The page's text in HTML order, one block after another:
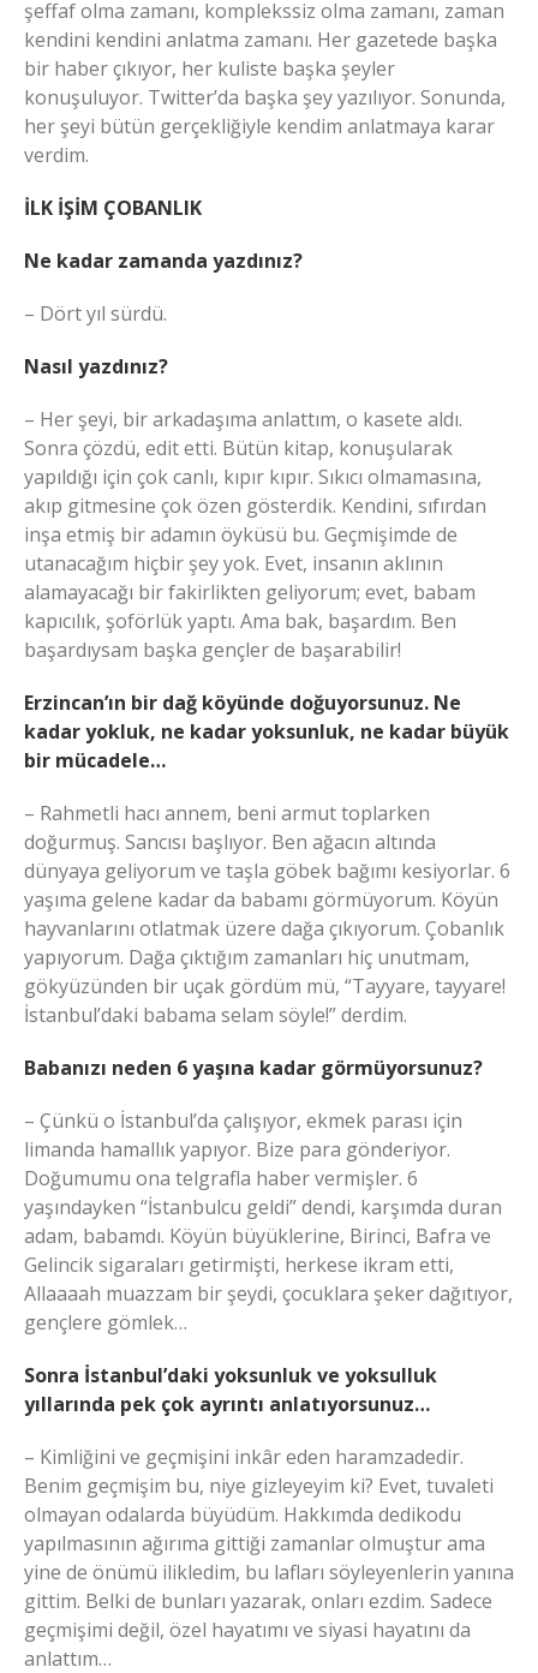
şeffaf olma zamanı, komplekssiz olma zamanı, zaman
kendini kendini anlatma zamanı. Her gazetede başka
bir haber çıkıyor, her kuliste başka şeyler
konuşuluyor. Twitter’da başka şey yazılıyor. Sonunda,
her şeyi bütün gerçekliğiyle kendim anlatmaya karar
verdim.
İLK İŞİM ÇOBANLIK
Ne kadar zamanda yazdınız?
– Dört yıl sürdü.
Nasıl yazdınız?
– Her şeyi, bir arkadaşıma anlattım, o kasete aldı.
Sonra çözdü, edit etti. Bütün kitap, konuşularak
yapıldığı için çok canlı, kıpır kıpır. Sıkıcı olmamasına,
akıp gitmesine çok özen gösterdik. Kendini, sıfırdan
inşa etmiş bir adamın öyküsü bu. Geçmişimde de
utanacağım hiçbir şey yok. Evet, insanın aklının
alamayacağı bir fakirlikten geliyorum; evet, babam
kapıcılık, şoförlük yaptı. Ama bak, başardım. Ben
başardıysam başka gençler de başarabilir!
Erzincan’ın bir dağ köyünde doğuyorsunuz. Ne
kadar yokluk, ne kadar yoksunluk, ne kadar büyük
bir mücadele…
– Rahmetli hacı annem, beni armut toplarken
doğurmuş. Sancısı başlıyor. Ben ağacın altında
dünyaya geliyorum ve taşla göbek bağımı kesiyorlar. 6
yaşıma gelene kadar da babamı görmüyorum. Köyün
hayvanlarını otlatmak üzere dağa çıkıyorum. Çobanlık
yapıyorum. Dağa çıktığım zamanları hiç unutmam,
gökyüzünden bir uçak gördüm mü, “Tayyare, tayyare!
İstanbul’daki babama selam söyle!” derdim.
Babanızı neden 6 yaşına kadar görmüyorsunuz?
– Çünkü o İstanbul’da çalışıyor, ekmek parası için
limanda hamallık yapıyor. Bize para gönderiyor.
Doğumumu ona telgrafla haber vermişler. 6
yaşındayken “İstanbulcu geldi” dendi, karşımda duran
adam, babamdı. Köyün büyüklerine, Birinci, Bafra ve
Gelincik sigaraları getirmişti, herkese ikram etti,
Allaaaah muazzam bir şeydi, çocuklara şeker dağıtıyor,
gençlere gömlek…
Sonra İstanbul’daki yoksunluk ve yoksulluk
yıllarında pek çok ayrıntı anlatıyorsunuz…
– Kimliğini ve geçmişini inkâr eden haramzadedir.
Benim geçmişim bu, niye gizleyeyim ki? Evet, tuvaleti
olmayan odalarda büyüdüm. Hakkımda dedikodu
yapılmasının ağırıma gittiği zamanlar olmuştur ama
yine de önümü ilikledim, bu lafları söyleyenlerin yanına
gittim. Belki de bunları yazarak, onları ezdim. Sadece
geçmişimi değil, özel hayatımı ve siyasi hayatını da
anlattım…